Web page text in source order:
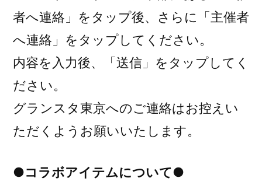
者へ連絡」をタップ後、さらに「主催者
へ連絡」をタップしてください。
内容を入力後、「送信」をタップしてく
ださい。
グランスタ東京へのご連絡はお控えい
ただくようお願いいたします。
●コラボアイテムについて●